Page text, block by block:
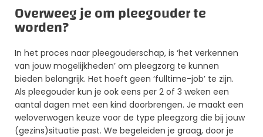
Overweeg je om pleegouder te
worden?
In het proces naar pleegouderschap, is ‘het verkennen
van jouw mogelijkheden’ om pleegzorg te kunnen
bieden belangrijk. Het hoeft geen ‘fulltime-job’ te zijn.
Als pleegouder kun je ook eens per 2 of 3 weken een
aantal dagen met een kind doorbrengen. Je maakt een
weloverwogen keuze voor de type pleegzorg die bij jouw
(gezins)situatie past. We begeleiden je graag, door je